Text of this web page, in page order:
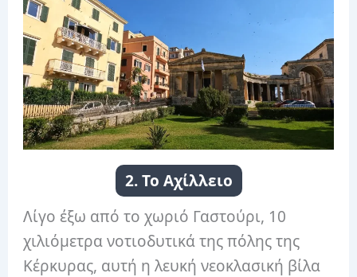
2. Το Αχίλλειο
Λίγο έξω από το χωριό Γαστούρι, 10
χιλιόμετρα νοτιοδυτικά της πόλης της
Κέρκυρας, αυτή η λευκή νεοκλασική βίλα